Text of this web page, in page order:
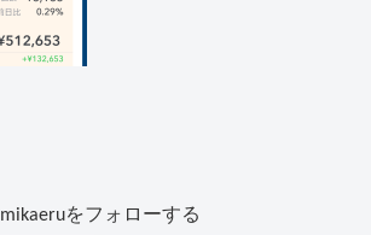
mikaeruをフォローする